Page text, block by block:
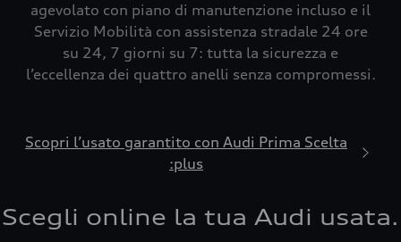
agevolato con piano di manutenzione incluso e il
Servizio Mobilità con assistenza stradale 24 ore
su 24, 7 giorni su 7: tutta la sicurezza e
l’eccellenza dei quattro anelli senza compromessi.
Scopri l’usato garantito con Audi Prima Scelta
:plus
Scegli online la tua Audi usata.